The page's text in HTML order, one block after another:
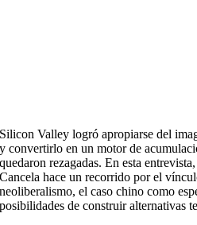
Silicon Valley logró apropiarse del
y convertirlo en un motor de
quedaron rezagadas. En esta
Cancela hace un recorrido por el
neoliberalismo, el caso chino como
posibilidades de construir alternativas